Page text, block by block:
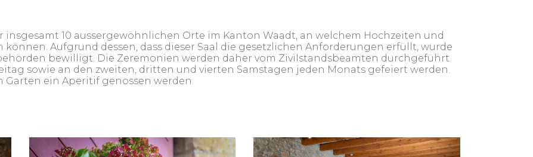
insgesamt 10 aussergewöhnlichen Orte im Kanton Waadt, an welchem Hochzeiten und
Aufgrund dessen, dass dieser Saal die gesetzlichen Anforderungen erfüllt, wurde
bewilligt. Die Zeremonien werden daher vom Zivilstandsbeamten durchgeführt.
sowie an den zweiten, dritten und vierten Samstagen jeden Monats gefeiert werden.
ein Aperitif genossen werden.